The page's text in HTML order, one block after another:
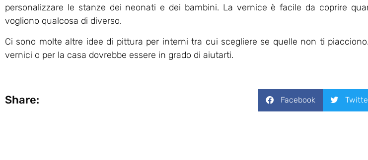
personalizzare le stanze dei neonati e dei bambini. La vernice è facile da coprire
vogliono qualcosa di diverso.
Ci sono molte altre idee di pittura per interni tra cui scegliere se quelle non ti
vernici o per la casa dovrebbe essere in grado di aiutarti.
Share: Facebook